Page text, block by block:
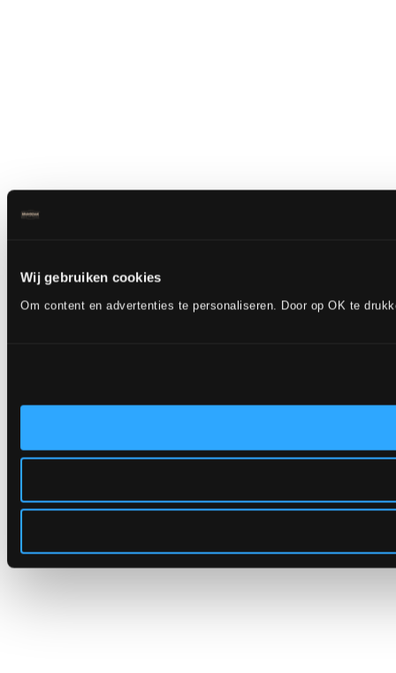
Wij gebruiken cookies
Om content en advertenties te personaliseren. Door op OK te